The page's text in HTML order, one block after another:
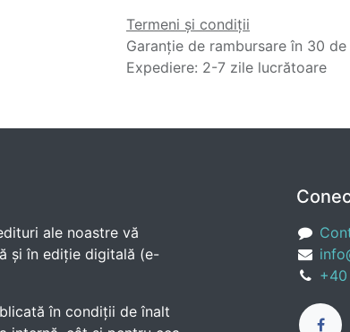
Termeni și condiții
Garanție de rambursare în 30
Expediere: 2-7 zile lucrătoare
ale noastre vă
și în ediție digitală (e-
în condiții de înalt